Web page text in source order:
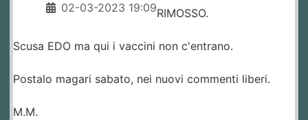
02-03-2023 19:09RIMOSSO.
Scusa EDO ma qui i vaccini non c'entrano.
Postalo magari sabato, nei nuovi commenti liberi.
M.M.